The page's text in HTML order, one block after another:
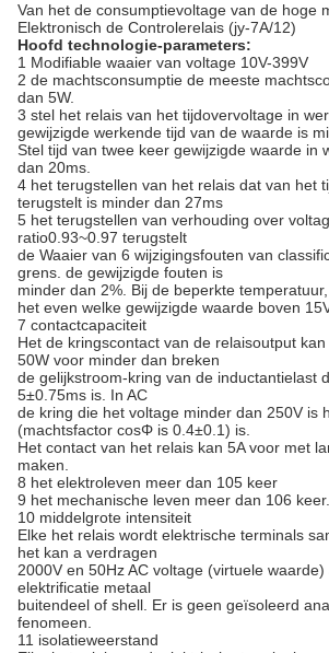
Van het de consumptievoltage van de hoge
Elektronisch de Controlerelais (jy-7A/12)
Hoofd technologie-parameters:
1 Modifiable waaier van voltage 10V-399V
2 de machtsconsumptie de meeste
dan 5W.
3 stel het relais van het tijdovervoltage in
gewijzigde werkende tijd van de waarde is
Stel tijd van twee keer gewijzigde waarde in
dan 20ms.
4 het terugstellen van het relais dat van het
terugstelt is minder dan 27ms
5 het terugstellen van verhouding over
ratio0.93~0.97 terugstelt
de Waaier van 6 wijzigingsfouten van
grens. de gewijzigde fouten is
minder dan 2%. Bij de beperkte
het even welke gewijzigde waarde boven
7 contactcapaciteit
Het de kringscontact van de relaisoutput kan
50W voor minder dan breken
de gelijkstroom-kring van de inductantielast
5±0.75ms is. In AC
de kring die het voltage minder dan 250V is
(machtsfactor cosΦ is 0.4±0.1) is.
Het contact van het relais kan 5A voor met
maken.
8 het elektroleven meer dan 105 keer
9 het mechanische leven meer dan 106 keer.
10 middelgrote intensiteit
Elke het relais wordt elektrische terminals
het kan a verdragen
2000V en 50Hz AC voltage (virtuele
elektrificatie metaal
buitendeel of shell. Er is geen geïsoleerd
fenomeen.
11 isolatieweerstand